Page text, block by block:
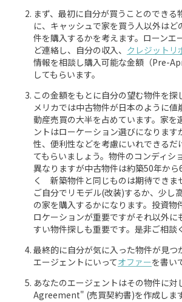
まず、最初に自分が買うことのできる
に、キャッシュで家を買う人以外はど
件を購入するかを考えます。ローンエ
ど連絡し、自分の収入、 クレジットリ
情報を相談し購入可能な金額（Pre-
してもらいます。
この金額をもとに自分の望む物件を探
メリカでは中古物件が日本のように値
動産売買の大半を占めています。家を
ントはローケーション選びになります
性、便利性などを考慮にいれできるだ
てもらいましょう。物件のコンディシ
異なりますが中古物件は約築50年か
く 新築物件と同じものは期待できま
ご自分でリモデル(改装)するか、少し
の家を購入するかになります。投資物
ロケーションが重要ですがそれ以外に
すい物件探しも重要です。是非ご相談
最終的に自分が気に入った物件が見つ
エージェントにいってオファーを書い
あなたのエージェントはその物件に
Agreement" (売買契約書)を作成しま